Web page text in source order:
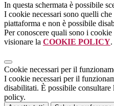
In questa schermata è possibile
I cookie necessari sono quelli
piattaforma e non è possibile
Per conoscere quali sono i
visionare la COOKIE POLICY.
Cookie necessari per il
I cookie necessari per il
disabilitati. È possibile
policy.